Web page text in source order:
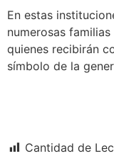
En estas
numerosas
quienes recibirán
símbolo de la
Cantidad de